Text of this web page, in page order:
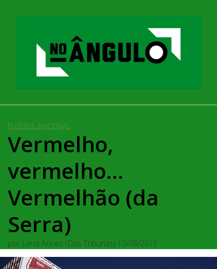
FUTEBOL NACIONAL
Vermelho,
vermelho…
Vermelhão (da
Serra)
por Lena Annes (Das Tribunas) 10/08/2015